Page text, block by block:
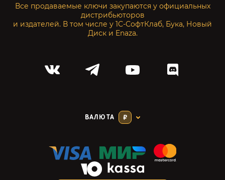
Все продаваемые ключи закупаются у официальных
дистрибьюторов
и издателей. В том числе у 1С-СофтКлаб, Бука, Новый
Диск и Enaza.
ВАЛЮТА ₽